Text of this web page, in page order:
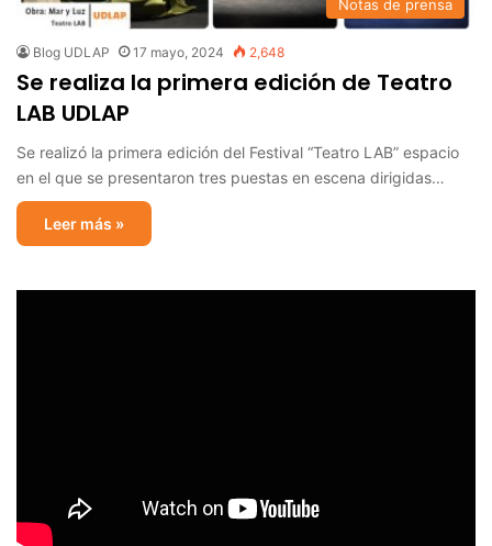
Notas de prensa
Blog UDLAP 17 mayo, 2024 2,648
Se realiza la primera edición de Teatro
LAB UDLAP
Se realizó la primera edición del Festival “Teatro LAB” espacio
en el que se presentaron tres puestas en escena dirigidas…
Leer más »